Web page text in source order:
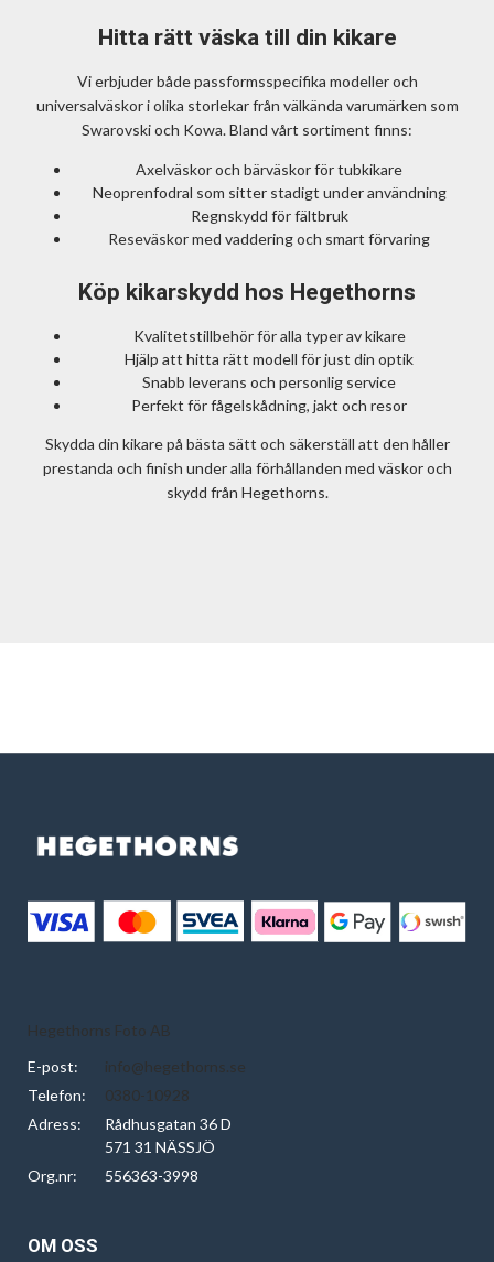
Hitta rätt väska till din kikare
Vi erbjuder både passformsspecifika modeller och
universalväskor i olika storlekar från välkända varumärken som
Swarovski och Kowa. Bland vårt sortiment finns:
Axelväskor och bärväskor för tubkikare
Neoprenfodral som sitter stadigt under användning
Regnskydd för fältbruk
Reseväskor med vaddering och smart förvaring
Köp kikarskydd hos Hegethorns
Kvalitetstillbehör för alla typer av kikare
Hjälp att hitta rätt modell för just din optik
Snabb leverans och personlig service
Perfekt för fågelskådning, jakt och resor
Skydda din kikare på bästa sätt och säkerställ att den håller
prestanda och finish under alla förhållanden med väskor och
skydd från Hegethorns.
Hegethorns Foto AB
E-post:
info@hegethorns.se
Telefon:
0380-10928
Adress:
Rådhusgatan 36 D
571 31 NÄSSJÖ
Org.nr:
556363-3998
OM OSS